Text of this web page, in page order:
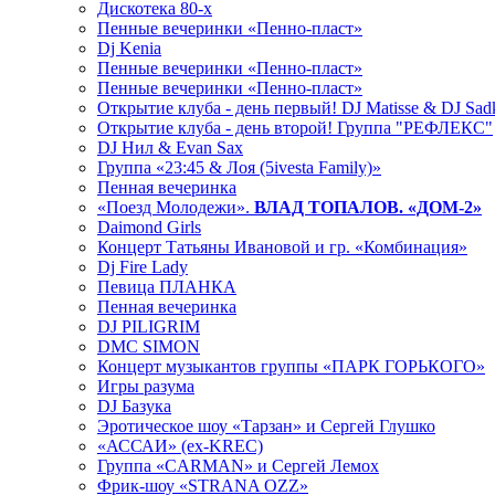
Дискотека 80-х
Пенные вечеринки «Пенно-пласт»
Dj Kenia
Пенные вечеринки «Пенно-пласт»
Пенные вечеринки «Пенно-пласт»
Открытие клуба - день первый! DJ Matisse & DJ
Открытие клуба - день второй! Группа "РЕФЛЕКС"
DJ Нил & Evan Sax
Группа «23:45 & Лоя (5ivesta Family)»
Пенная вечеринка
«Поезд Молодежи». ВЛАД ТОПАЛОВ. «ДОМ-2»
Daimond Girls
Концерт Татьяны Ивановой и гр. «Комбинация»
Dj Fire Lady
Певица ПЛАНКА
Пенная вечеринка
DJ PILIGRIM
DMC SIMON
Концерт музыкантов группы «ПАРК ГОРЬКОГО»
Игры разума
DJ Базука
Эротическое шоу «Тарзан» и Сергей Глушко
«АССАИ» (ex-KREC)
Группа «CARMAN» и Сергей Лемох
Фрик-шоу «STRANA OZZ»